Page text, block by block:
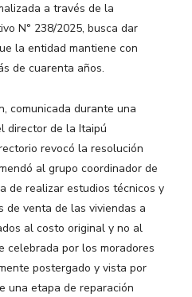
a través de la
N° 238/2025, busca dar
la entidad mantiene con
de cuarenta años.
comunicada durante una
director de la Itaipú
revocó la resolución
al grupo coordinador de
de realizar estudios técnicos y
de venta de las viviendas a
al costo original y no al
celebrada por los moradores
postergado y vista por
una etapa de reparación